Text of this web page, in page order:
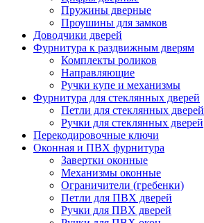
Пружины дверные
Проушины для замков
Доводчики дверей
Фурнитура к раздвижным дверям
Комплекты роликов
Направляющие
Ручки купе и механизмы
Фурнитура для стеклянных дверей
Петли для стеклянных дверей
Ручки для стеклянных дверей
Перекодировочные ключи
Оконная и ПВХ фурнитура
Завертки оконные
Механизмы оконные
Ограничители (гребенки)
Петли для ПВХ дверей
Ручки для ПВХ дверей